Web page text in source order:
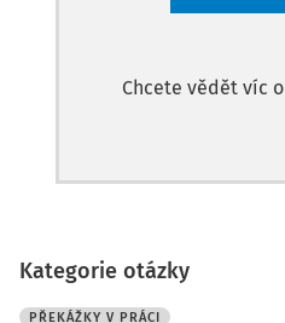
Chcete vědět víc o
Kategorie otázky
PŘEKÁŽKY V PRÁCI